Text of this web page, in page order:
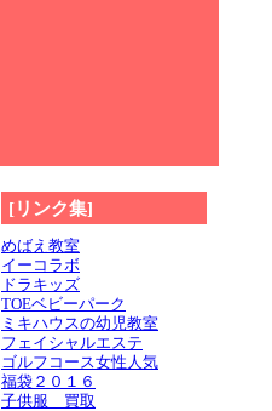
[リンク集]
めばえ教室
イーコラボ
ドラキッズ
TOEベビーパーク
ミキハウスの幼児教室
フェイシャルエステ
ゴルフコース女性人気
福袋２０１６
子供服 買取